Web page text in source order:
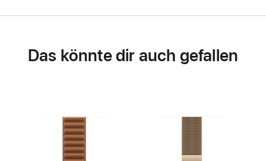
Das könnte dir auch gefallen